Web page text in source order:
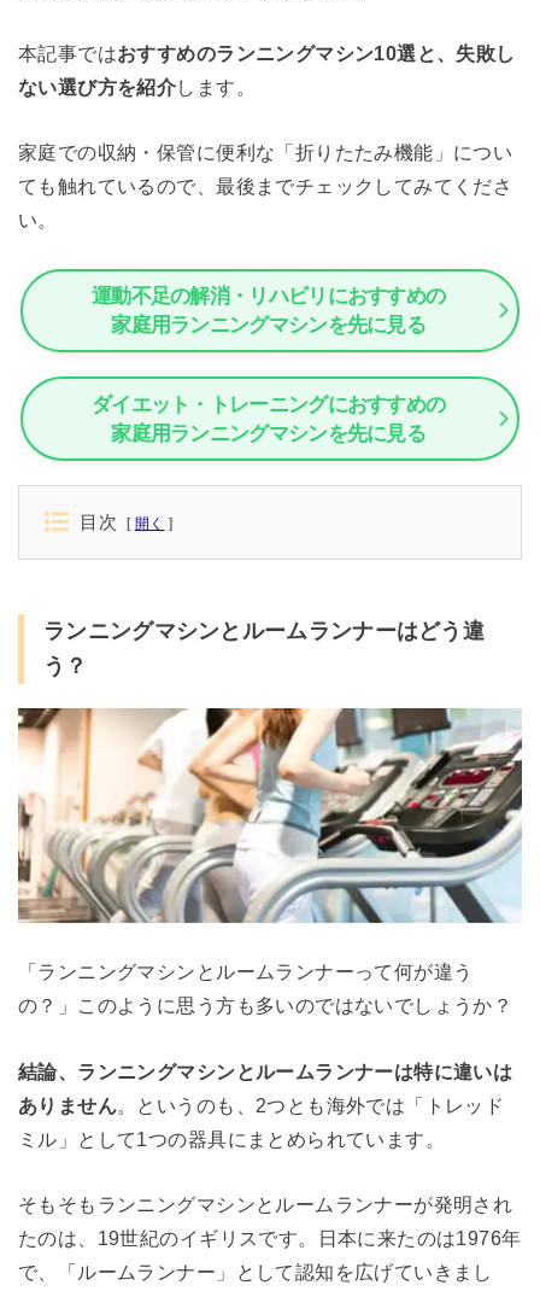
本記事ではおすすめのランニングマシン10選と、失敗し
ない選び方を紹介します。
家庭での収納・保管に便利な「折りたたみ機能」につい
ても触れているので、最後までチェックしてみてくださ
い。
運動不足の解消・リハビリにおすすめの
家庭用ランニングマシンを先に見る
ダイエット・トレーニングにおすすめの
家庭用ランニングマシンを先に見る
目次 開く
ランニングマシンとルームランナーはどう違
う？
「ランニングマシンとルームランナーって何が違う
の？」このように思う方も多いのではないでしょうか？
結論、ランニングマシンとルームランナーは特に違いは
ありません。というのも、2つとも海外では「トレッド
ミル」として1つの器具にまとめられています。
そもそもランニングマシンとルームランナーが発明され
たのは、19世紀のイギリスです。日本に来たのは1976年
で、「ルームランナー」として認知を広げていきまし